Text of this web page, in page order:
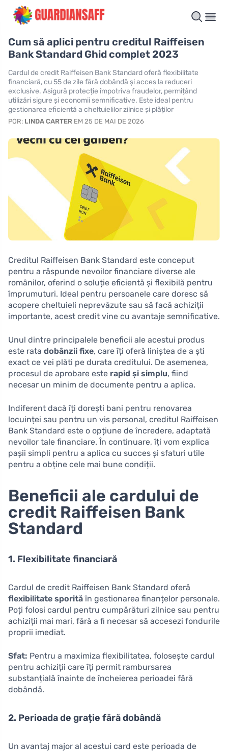
Cum să aplici pentru creditul Raiffeisen
Bank Standard Ghid complet 2023
Cardul de credit Raiffeisen Bank Standard oferă flexibilitate
financiară, cu 55 de zile fără dobândă și acces la reduceri
exclusive. Asigură protecție împotriva fraudelor, permițând
utilizări sigure și economii semnificative. Este ideal pentru
gestionarea eficientă a cheltuielilor zilnice și plăților
POR: LINDA CARTER EM 25 DE MAI DE 2026
Creditul Raiffeisen Bank Standard este conceput
pentru a răspunde nevoilor financiare diverse ale
românilor, oferind o soluție eficientă și flexibilă pentru
împrumuturi. Ideal pentru persoanele care doresc să
acopere cheltuieli neprevăzute sau să facă achiziții
importante, acest credit vine cu avantaje semnificative.
Unul dintre principalele beneficii ale acestui produs
este rata dobânzii fixe, care îți oferă liniștea de a ști
exact ce vei plăti pe durata creditului. De asemenea,
procesul de aprobare este rapid și simplu, fiind
necesar un minim de documente pentru a aplica.
Indiferent dacă îți dorești bani pentru renovarea
locuinței sau pentru un vis personal, creditul Raiffeisen
Bank Standard este o opțiune de încredere, adaptată
nevoilor tale financiare. În continuare, îți vom explica
pașii simpli pentru a aplica cu succes și sfaturi utile
pentru a obține cele mai bune condiții.
Beneficii ale cardului de
credit Raiffeisen Bank
Standard
1. Flexibilitate financiară
Cardul de credit Raiffeisen Bank Standard oferă
flexibilitate sporităîn gestionarea finanțelor personale.
Poți folosi cardul pentru cumpărături zilnice sau pentru
achiziții mai mari, fără a fi necesar să accesezi fondurile
proprii imediat.
Sfat: Pentru a maximiza flexibilitatea, folosește cardul
pentru achiziții care îți permit rambursarea
substanțială înainte de încheierea perioadei fără
dobândă.
2. Perioada de grație fără dobândă
Un avantaj major al acestui card este perioada de